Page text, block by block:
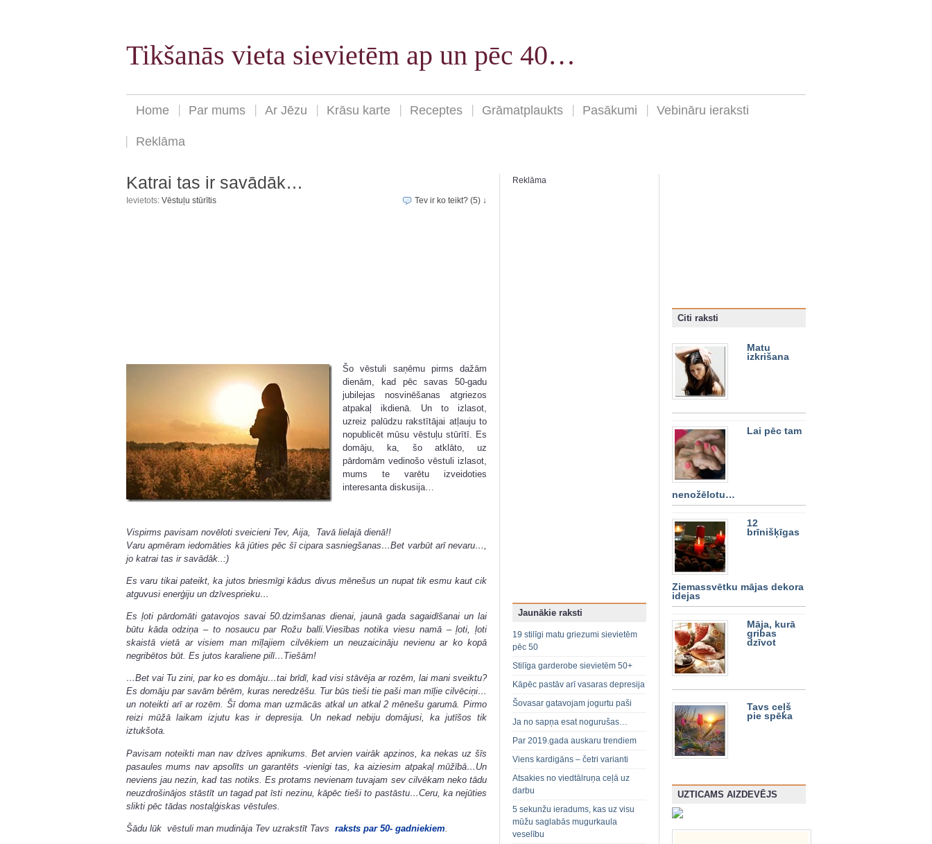
Tikšanās vieta sievietēm ap un pēc 40…
Home Par mums Ar Jēzu Krāsu karte Receptes Grāmatplaukts Pasākumi Vebināru ieraksti
Reklāma
Katrai tas ir savādāk…
Ievietots: Vēstuļu stūrītis Tev ir ko teikt? (5) ↓
Šo vēstuli saņēmu pirms dažām
dienām, kad pēc savas 50-gadu
jubilejas nosvinēšanas atgriezos
atpakaļ ikdienā. Un to izlasot,
uzreiz palūdzu rakstītājai atļauju to
nopublicēt mūsu vēstuļu stūrītī. Es
domāju, ka, šo atklāto, uz
pārdomām vedinošo vēstuli izlasot,
mums te varētu izveidoties
interesanta diskusija…
Vispirms pavisam novēloti sveicieni Tev, Aija, Tavā lielajā dienā!!
Varu apmēram iedomāties kā jūties pēc šī cipara sasniegšanas…Bet varbūt arī nevaru…,
jo katrai tas ir savādāk..:)
Es varu tikai pateikt, ka jutos briesmīgi kādus divus mēnešus un nupat tik esmu kaut cik
atguvusi enerģiju un dzīvesprieku…
Es ļoti pārdomāti gatavojos savai 50.dzimšanas dienai, jaunā gada sagaidīšanai un lai
būtu kāda odziņa – to nosaucu par Rožu balli.Viesības notika viesu namā – ļoti, ļoti
skaistā vietā ar visiem man mīļajiem cilvēkiem un neuzaicināju nevienu ar ko kopā
negribētos būt. Es jutos karaliene pilī…Tiešām!
…Bet vai Tu zini, par ko es domāju…tai brīdī, kad visi stāvēja ar rozēm, lai mani sveiktu?
Es domāju par savām bērēm, kuras neredzēšu. Tur būs tieši tie paši man mīļie cilvēciņi…
un noteikti arī ar rozēm. Šī doma man uzmācās atkal un atkal 2 mēnešu garumā. Pirmo
reizi mūžā laikam izjutu kas ir depresija. Un nekad nebiju domājusi, ka jutīšos tik
iztukšota.
Pavisam noteikti man nav dzīves apnikums. Bet arvien vairāk apzinos, ka nekas uz šīs
pasaules mums nav apsolīts un garantēts -vienīgi tas, ka aiziesim atpakaļ mūžībā…Un
neviens jau nezin, kad tas notiks. Es protams nevienam tuvajam sev cilvēkam neko tādu
neuzdrošinājos stāstīt un tagad pat īsti nezinu, kāpēc tieši to pastāstu…Ceru, ka nejūties
slikti pēc tādas nostaļģiskas vēstules.
Šādu lūk vēstuli man mudināja Tev uzrakstīt Tavs raksts par 50- gadniekiem
Reklāma
Jaunākie raksti
19 stilīgi matu griezumi sievietēm
pēc 50
Stilīga garderobe sievietēm 50+
Kāpēc pastāv arī vasaras depresija
Šovasar gatavojam jogurtu paši
Ja no sapņa esat nogurušas…
Par 2019.gada auskaru trendiem
Viens kardigāns – četri varianti
Atsakies no viedtālruņa ceļā uz
darbu
5 sekunžu ieradums, kas uz visu
mūžu saglabās mugurkaula
veselību
Citi raksti
Matu
izkrišana
Lai pēc tam
nenožēlotu…
12
brīnišķīgas
Ziemassvētku mājas dekora
idejas
Māja, kurā
gribas
dzīvot
Tavs ceļš
pie spēka
UZTICAMS AIZDEVĒJS